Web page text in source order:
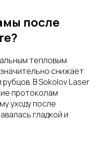
после
тепловым
снижает
В Sokolov Laser
протоколам
уходу после
гладкой и